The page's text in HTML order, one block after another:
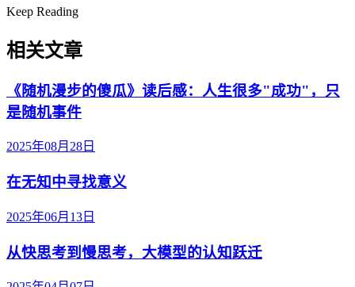
Keep Reading
相关文章
《随机漫步的傻瓜》读后感：人生很多"成功"，只
是随机事件
2025年08月28日
在无知中寻找意义
2025年06月13日
从快思考到慢思考，大模型的认知跃迁